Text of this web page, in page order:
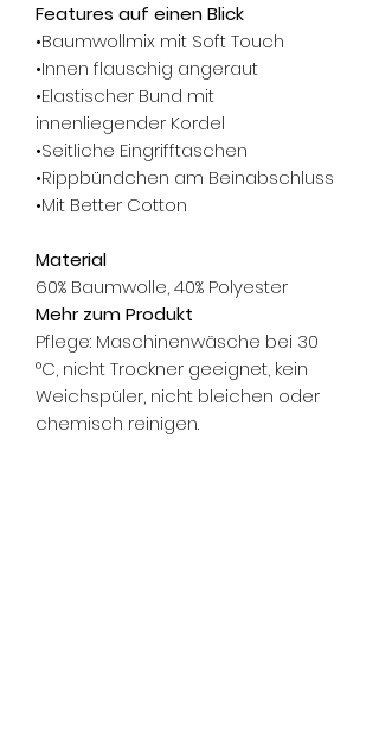
Features auf einen Blick
•Baumwollmix mit Soft Touch
•Innen flauschig angeraut
•Elastischer Bund mit
innenliegender Kordel
•Seitliche Eingrifftaschen
•Rippbündchen am Beinabschluss
•Mit Better Cotton
Material
60% Baumwolle, 40% Polyester
Mehr zum Produkt
Pflege: Maschinenwäsche bei 30
°C, nicht Trockner geeignet, kein
Weichspüler, nicht bleichen oder
chemisch reinigen.